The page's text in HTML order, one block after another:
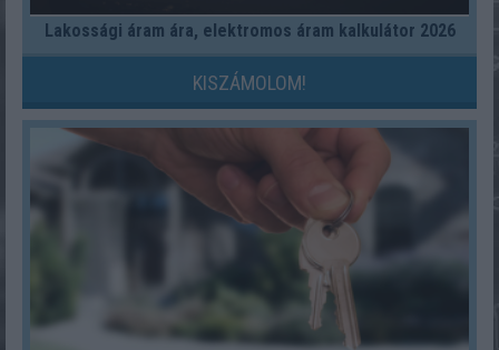
Lakossági áram ára, elektromos áram kalkulátor 2026
KISZÁMOLOM!